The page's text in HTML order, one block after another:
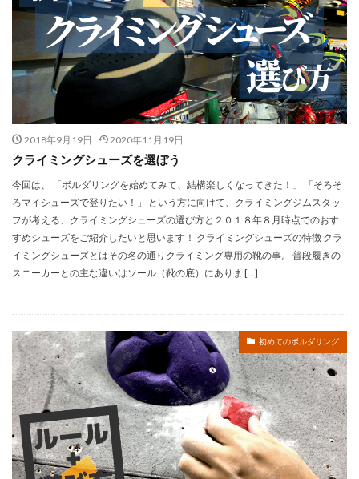
2018年9月19日 2020年11月19日
クライミングシューズを選ぼう
今回は、 「ボルダリングを始めてみて、結構楽しくなってきた！」 「そろそ
ろマイシューズで登りたい！」 という方に向けて、クライミングジムスタッ
フが考える、クライミングシューズの選び方と２０１８年８月時点でのおす
すめシューズをご紹介したいと思います！ クライミングシューズの特徴 クラ
イミングシューズとはその名の通りクライミング専用の靴の事。 普段履きの
スニーカーとの主な違いはソール（靴の底）にありま […]
初めてのボルダリング